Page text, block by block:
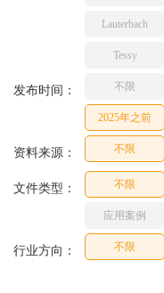
Lauterbach
Tessy
发布时间： 不限
2025年之前
资料来源： 不限
文件类型： 不限
应用案例
行业方向： 不限